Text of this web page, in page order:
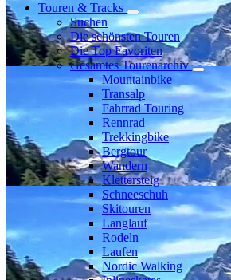
Touren & Tracks
Suchen
Die schönsten Touren
Die Top Favoriten
Gesamtes Tourenarchiv
Mountainbike
Transalp
Fahrrad Touring
Rennrad
Trekkingbike
Bergtour
Wandern
Klettersteig
Schneeschuh
Skitouren
Langlauf
Rodeln
Laufen
Nordic Walking